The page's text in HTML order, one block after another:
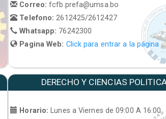
Correo:fcfb.prefa@umsa.bo
Telefono:2612425/2612427
Whatsapp: 76242300
Pagina Web: Click para entrar a la página
DERECHO Y CIENCIAS
Horario:
Lunes a Viernes de 09:00 A 16:00